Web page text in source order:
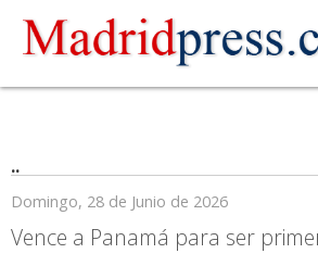
..
Domingo, 28 de Junio de 2026
Vence a Panamá para ser